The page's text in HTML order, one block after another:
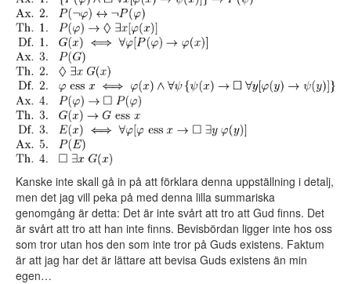
Kanske inte skall gå in på att förklara denna uppställning i detalj,
men det jag vill peka på med denna lilla summariska
genomgång är detta: Det är inte svårt att tro att Gud finns. Det
är svårt att tro att han inte finns. Bevisbördan ligger inte hos oss
som tror utan hos den som inte tror på Guds existens. Faktum
är att jag har det är lättare att bevisa Guds existens än min
egen…